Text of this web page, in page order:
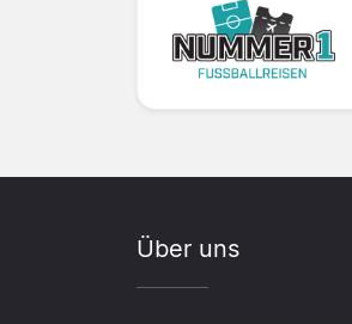
Über uns